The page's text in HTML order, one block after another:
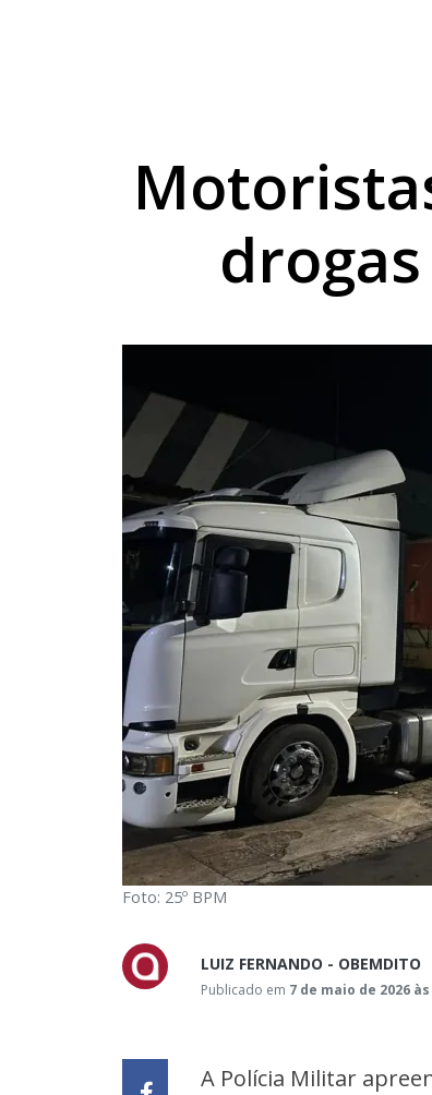
Crazy Week
Foto: 25º BPM
LUIZ FERNANDO - OBEMDITO
Publicado em 7 de maio de 2026
A Polícia Militar